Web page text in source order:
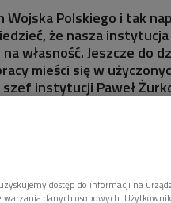
Polskiego i tak
że nasza instytucja
własność. Jeszcze do
mieści się w
instytucji Paweł
dostęp do informacji na
danych osobowych.